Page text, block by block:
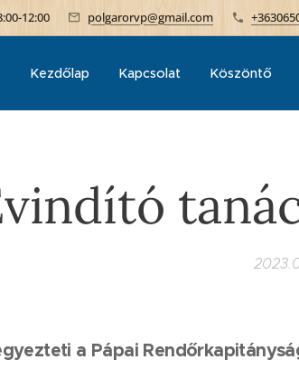
12:00 polgarorvp@gmail.com
Kezdőlap Kapcsolat Köszöntő
a Pápai